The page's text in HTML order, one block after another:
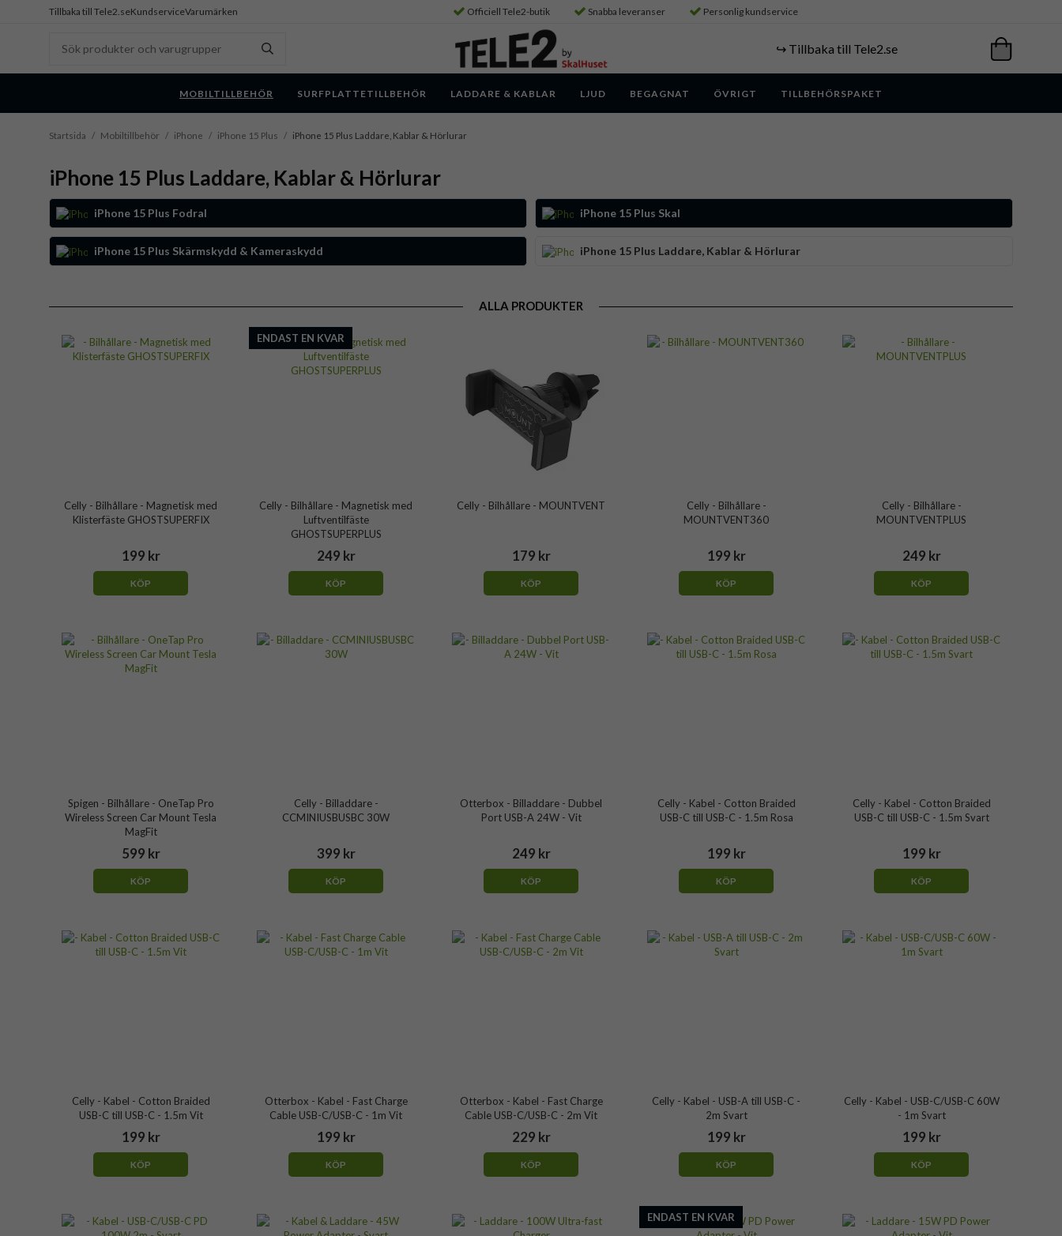
Tillbaka till Tele2.seKundserviceVarumärken Officiell Tele2-butik Snabba leveranser Personlig kundservice
↪️ Tillbaka till Tele2.se
MOBILTILLBEHÖR SURFPLATTETILLBEHÖR LADDARE & KABLAR LJUD BEGAGNAT ÖVRIGT TILLBEHÖRSPAKET
Startsida / Mobiltillbehör / iPhone / iPhone 15 Plus / iPhone 15 Plus Laddare, Kablar & Hörlurar
iPhone 15 Plus Laddare, Kablar & Hörlurar
iPhone 15 Plus Fodral iPhone 15 Plus Skal
iPhone 15 Plus Skärmskydd & Kameraskydd iPhone 15 Plus Laddare, Kablar & Hörlurar
ALLA PRODUKTER
Celly - Bilhållare - Magnetisk med
Klisterfäste GHOSTSUPERFIX
199 kr
KÖP
ENDAST EN KVAR
Celly - Bilhållare - Magnetisk med
Luftventilfäste
GHOSTSUPERPLUS
249 kr
KÖP
Celly - Bilhållare - MOUNTVENT
179 kr
KÖP
Celly - Bilhållare -
MOUNTVENT360
199 kr
KÖP
Celly - Bilhållare -
MOUNTVENTPLUS
249 kr
KÖP
Spigen - Bilhållare - OneTap Pro
Wireless Screen Car Mount Tesla
MagFit
599 kr
KÖP
Celly - Billaddare -
CCMINIUSBUSBC 30W
399 kr
KÖP
Otterbox - Billaddare - Dubbel
Port USB-A 24W - Vit
249 kr
KÖP
Celly - Kabel - Cotton Braided
USB-C till USB-C - 1.5m Rosa
199 kr
KÖP
Celly - Kabel - Cotton Braided
USB-C till USB-C - 1.5m Svart
199 kr
KÖP
Celly - Kabel - Cotton Braided
USB-C till USB-C - 1.5m Vit
199 kr
KÖP
Otterbox - Kabel - Fast Charge
Cable USB-C/USB-C - 1m Vit
199 kr
KÖP
Otterbox - Kabel - Fast Charge
Cable USB-C/USB-C - 2m Vit
229 kr
KÖP
Celly - Kabel - USB-A till USB-C -
2m Svart
199 kr
KÖP
Celly - Kabel - USB-C/USB-C 60W
- 1m Svart
199 kr
KÖP
ENDAST EN KVAR